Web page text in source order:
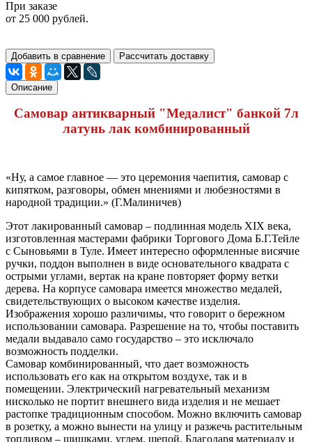
При заказе
от 25 000 рублей.
Добавить в сравнение Рассчитать доставку
Описание
Самовар антикварный "Медалист" банкой 7л
латунь лак комбинированный
«Ну, а самое главное ― это церемония чаепития, самовар с
кипятком, разговоры, обмен мнениями и любезностями в
народной традиции.» (Г.Малиничев)
Этот лакированный самовар – подлинная модель XIX века,
изготовленная мастерами фабрики Торгового Дома Б.Г.Тейле
с Сыновьями в Туле. Имеет интересно оформленные висячие
ручки, поддон выполнен в виде основательного квадрата с
острыми углами, вертак на кране повторяет форму ветки
дерева. На корпусе самовара имеется множество медалей,
свидетельствующих о высоком качестве изделия.
Изображения хорошо различимы, что говорит о бережном
использовании самовара. Разрешение на то, чтобы поставить
медали выдавало само государство – это исключало
возможность подделки.
Самовар комбинированный, что дает возможность
использовать его как на открытом воздухе, так и в
помещении. Электрический нагревательный механизм
нисколько не портит внешнего вида изделия и не мешает
растопке традиционным способом. Можно включить самовар
в розетку, а можно вынести на улицу и разжечь растительным
топливом – шишками, углем, щепой. Благодаря материалу и